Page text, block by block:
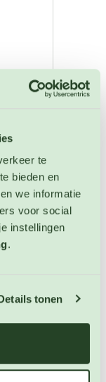
te
bieden en
we informatie
voor social
instellingen
.
tonen